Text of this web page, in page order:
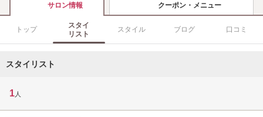
サロン情報 クーポン・メニュー
トップ
スタイ
リスト
スタイル ブログ 口コミ
スタイリスト
1 人